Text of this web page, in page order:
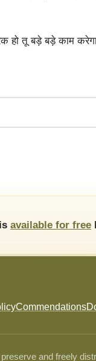
हो तू बड़े बड़े काम
available for free
Commendations
and freely